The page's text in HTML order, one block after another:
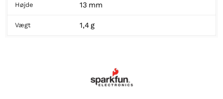
Højde 13 mm
Vægt 1,4 g